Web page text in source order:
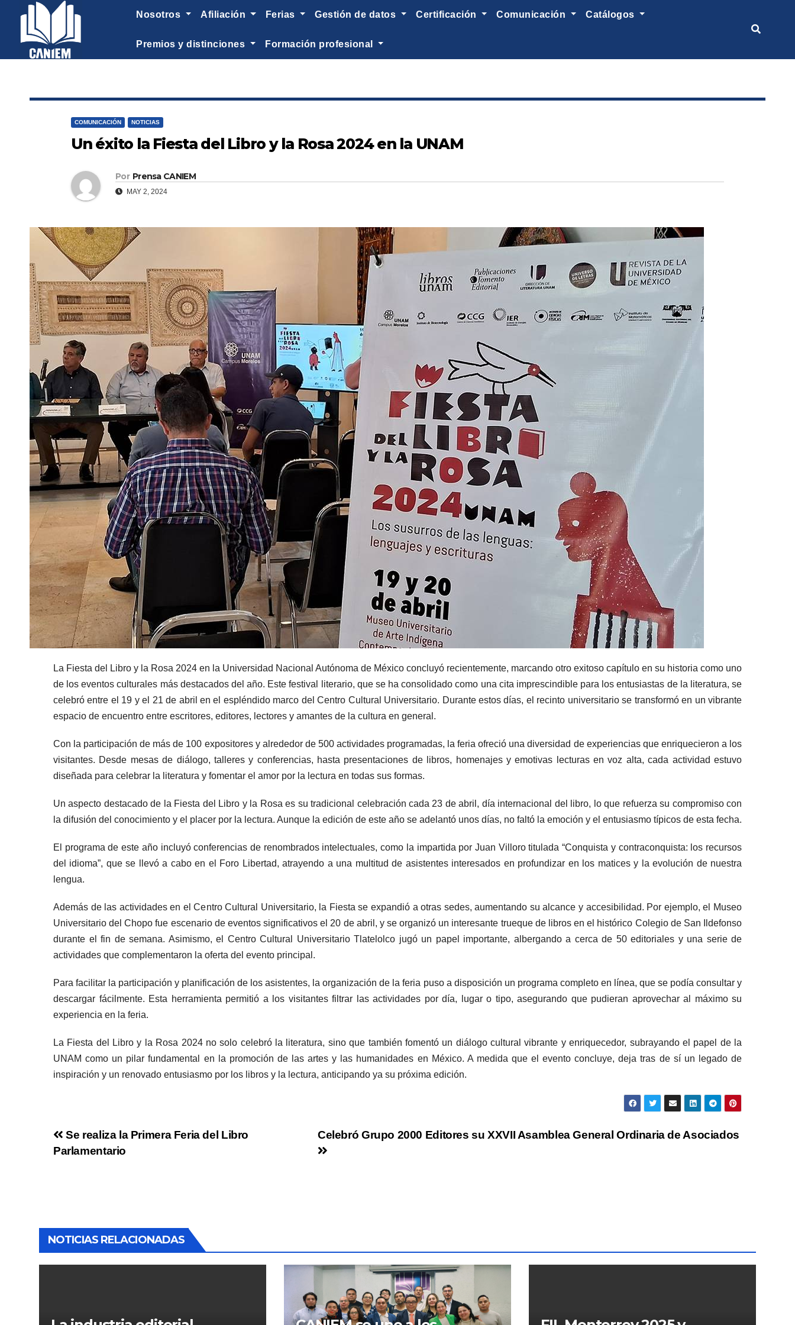
nosotros afiliación ferias gestión de datos certificación comunicación catálogos
premios y distinciones formación profesional
COMUNICACIÓN NOTICIAS
Un éxito la Fiesta del Libro y la Rosa 2024 en la UNAM
Por Prensa CANIEM
MAY 2, 2024
La Fiesta del Libro y la Rosa 2024 en la Universidad Nacional Autónoma de México concluyó recientemente, marcando otro exitoso capítulo en su historia como uno
de los eventos culturales más destacados del año. Este festival literario, que se ha consolidado como una cita imprescindible para los entusiastas de la literatura, se
celebró entre el 19 y el 21 de abril en el espléndido marco del Centro Cultural Universitario. Durante estos días, el recinto universitario se transformó en un vibrante
espacio de encuentro entre escritores, editores, lectores y amantes de la cultura en general.
Con la participación de más de 100 expositores y alrededor de 500 actividades programadas, la feria ofreció una diversidad de experiencias que enriquecieron a los
visitantes. Desde mesas de diálogo, talleres y conferencias, hasta presentaciones de libros, homenajes y emotivas lecturas en voz alta, cada actividad estuvo
diseñada para celebrar la literatura y fomentar el amor por la lectura en todas sus formas.
Un aspecto destacado de la Fiesta del Libro y la Rosa es su tradicional celebración cada 23 de abril, día internacional del libro, lo que refuerza su compromiso con
la difusión del conocimiento y el placer por la lectura. Aunque la edición de este año se adelantó unos días, no faltó la emoción y el entusiasmo típicos de esta fecha.
El programa de este año incluyó conferencias de renombrados intelectuales, como la impartida por Juan Villoro titulada “Conquista y contraconquista: los recursos
del idioma”, que se llevó a cabo en el Foro Libertad, atrayendo a una multitud de asistentes interesados en profundizar en los matices y la evolución de nuestra
lengua.
Además de las actividades en el Centro Cultural Universitario, la Fiesta se expandió a otras sedes, aumentando su alcance y accesibilidad. Por ejemplo, el Museo
Universitario del Chopo fue escenario de eventos significativos el 20 de abril, y se organizó un interesante trueque de libros en el histórico Colegio de San Ildefonso
durante el fin de semana. Asimismo, el Centro Cultural Universitario Tlatelolco jugó un papel importante, albergando a cerca de 50 editoriales y una serie de
actividades que complementaron la oferta del evento principal.
Para facilitar la participación y planificación de los asistentes, la organización de la feria puso a disposición un programa completo en línea, que se podía consultar y
descargar fácilmente. Esta herramienta permitió a los visitantes filtrar las actividades por día, lugar o tipo, asegurando que pudieran aprovechar al máximo su
experiencia en la feria.
La Fiesta del Libro y la Rosa 2024 no solo celebró la literatura, sino que también fomentó un diálogo cultural vibrante y enriquecedor, subrayando el papel de la
UNAM como un pilar fundamental en la promoción de las artes y las humanidades en México. A medida que el evento concluye, deja tras de sí un legado de
inspiración y un renovado entusiasmo por los libros y la lectura, anticipando ya su próxima edición.
Celebró Grupo 2000 Editores su XXVII Asamblea General Ordinaria de Asociados
Se realiza la Primera Feria del Libro
Parlamentario
NOTICIAS RELACIONADAS